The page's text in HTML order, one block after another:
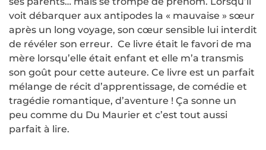
voit débarquer aux antipodes la « mauvaise » sœur
après un long voyage, son cœur sensible lui interdit
de révéler son erreur. Ce livre était le favori de ma
mère lorsqu’elle était enfant et elle m’a transmis
son goût pour cette auteure. Ce livre est un parfait
mélange de récit d’apprentissage, de comédie et
tragédie romantique, d’aventure ! Ça sonne un
peu comme du Du Maurier et c’est tout aussi
parfait à lire.